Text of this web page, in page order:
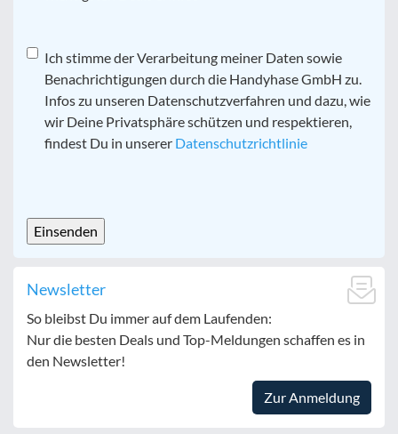
Datenschutz*
Ich stimme der Verarbeitung meiner Daten sowie
Benachrichtigungen durch die Handyhase GmbH zu.
Infos zu unseren Datenschutzverfahren und dazu, wie
wir Deine Privatsphäre schützen und respektieren,
findest Du in unserer Datenschutzrichtlinie
Newsletter
So bleibst Du immer auf dem Laufenden:
Nur die besten Deals und Top-Meldungen schaffen es in
den Newsletter!
Zur Anmeldung